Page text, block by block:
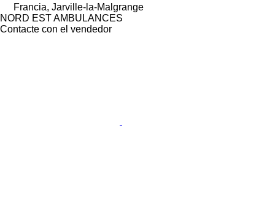
Francia, Jarville-la-Malgrange
NORD EST AMBULANCES
Contacte con el vendedor